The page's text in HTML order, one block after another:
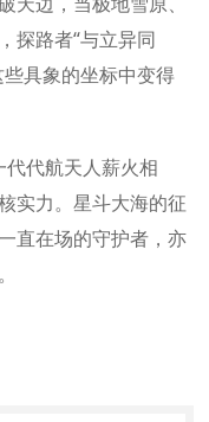
探路者“与立异同
具象的坐标中变得
代航天人薪火相
实力。星斗大海的征
直在场的守护者，亦